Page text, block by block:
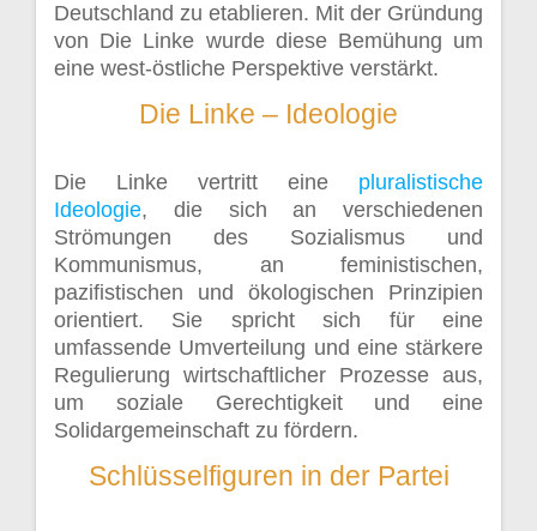
Deutschland zu etablieren. Mit der Gründung
von Die Linke wurde diese Bemühung um
eine west-östliche Perspektive verstärkt.
Die Linke – Ideologie
Die Linke vertritt eine pluralistische
Ideologie, die sich an verschiedenen
Strömungen des Sozialismus und
Kommunismus, an feministischen,
pazifistischen und ökologischen Prinzipien
orientiert. Sie spricht sich für eine
umfassende Umverteilung und eine stärkere
Regulierung wirtschaftlicher Prozesse aus,
um soziale Gerechtigkeit und eine
Solidargemeinschaft zu fördern.
Schlüsselfiguren in der Partei